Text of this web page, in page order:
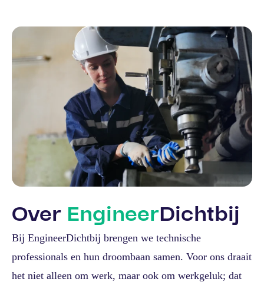
Over EngineerDichtbij
Bij EngineerDichtbij brengen we technische
professionals en hun droombaan samen. Voor ons draait
het niet alleen om werk, maar ook om werkgeluk; dat